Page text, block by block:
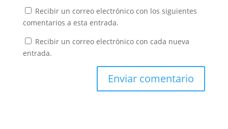
Recibir un correo electrónico con los siguientes
comentarios a esta entrada.
Recibir un correo electrónico con cada nueva
entrada.